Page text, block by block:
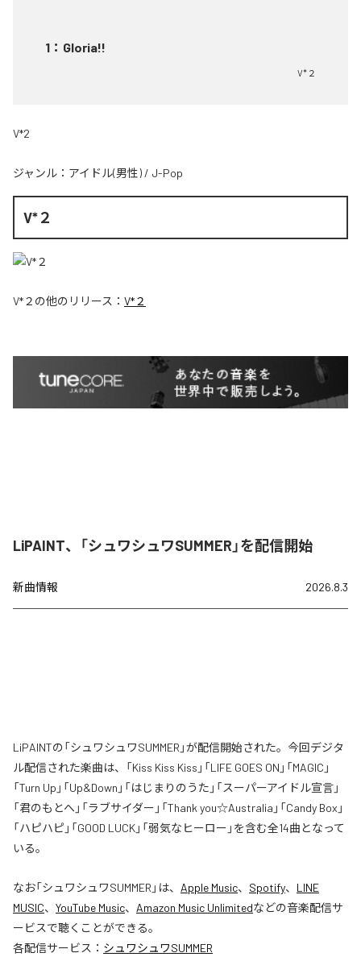
1 ： Gloria!!
V*２
V*2
ジャンル： アイドル(男性) / J-Pop
V*２
V*２ の他のリリース： V*２
LiPAINT、「シュワシュワSUMMER」を配信開始
新曲情報 2026.8.3
LiPAINTの「シュワシュワSUMMER」が配信開始された。今回デジタ
ル配信された楽曲は、「Kiss Kiss Kiss」「LIFE GOES ON」「MAGIC」
「Turn Up」「Up&Down」「はじまりのうた」「スーパーアイドル宣言」
「君のもとへ」「ラブサイダー」「Thank you☆Australia」「Candy Box」
「ハピハピ」「GOOD LUCK」「弱気なヒーロー」を含む全14曲となって
いる。
なお「シュワシュワSUMMER 」は、 Apple Music、 Spotify、 LINE
MUSIC、 YouTube Music、 Amazon Music Unlimitedなどの音楽配信サ
ービスで聴くことができる。
各配信サービス： シュワシュワSUMMER